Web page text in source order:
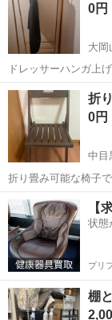
働けます！ ＼未経...
0円
大岡
ドレッサーハンガ上
東京 目黒区
折
0円
中目
折り畳み可能な椅子
いる箇所があります。
東京 目黒区
【
状態
プリ
棚